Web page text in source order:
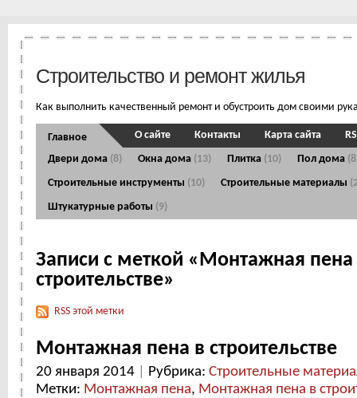
Строительство и ремонт жилья
Как выполнить качественный ремонт и обустроить дом своими
Главное
Двери дома (8) Окна дома (13) Плитка (10) Пол дома
Строительные инструменты (10) Строительные материалы
Штукатурные работы (9)
О сайте Контакты Карта сайта
Записи с меткой «Монтажная пена
строительстве»
RSS этой метки
Монтажная пена в строительстве
20 января 2014 Рубрика: Строительные
Метки: Монтажная пена, Монтажная пена в